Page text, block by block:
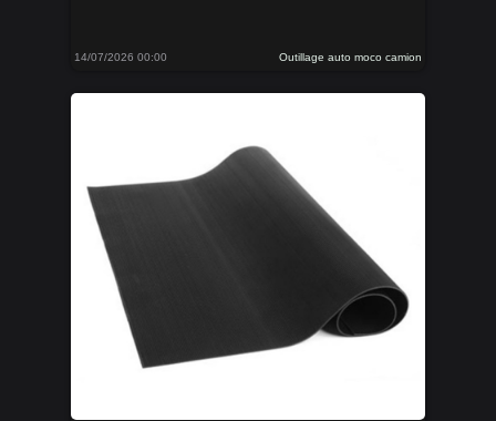
14/07/2026 00:00 Outillage auto moco camion